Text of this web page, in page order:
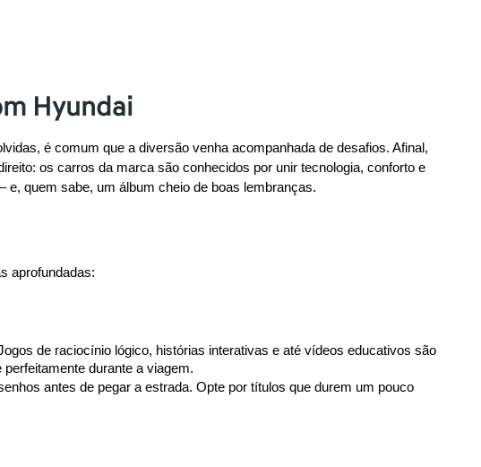
Hyundai
é comum que a diversão venha acompanhada de desafios. Afinal,
e, quem sabe, um álbum cheio de boas lembranças.
aprofundadas:
de raciocínio lógico, histórias interativas e até vídeos educativos são
durante a viagem.
antes de pegar a estrada. Opte por títulos que durem um pouco